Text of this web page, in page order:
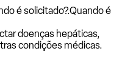
é solicitado?.Quando é
doenças hepáticas,
condições médicas.